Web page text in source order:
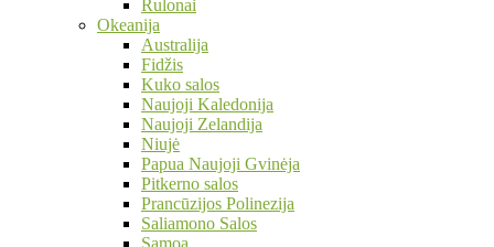
Rulonai
Okeanija
Australija
Fidžis
Kuko salos
Naujoji Kaledonija
Naujoji Zelandija
Niujė
Papua Naujoji Gvinėja
Pitkerno salos
Prancūzijos Polinezija
Saliamono Salos